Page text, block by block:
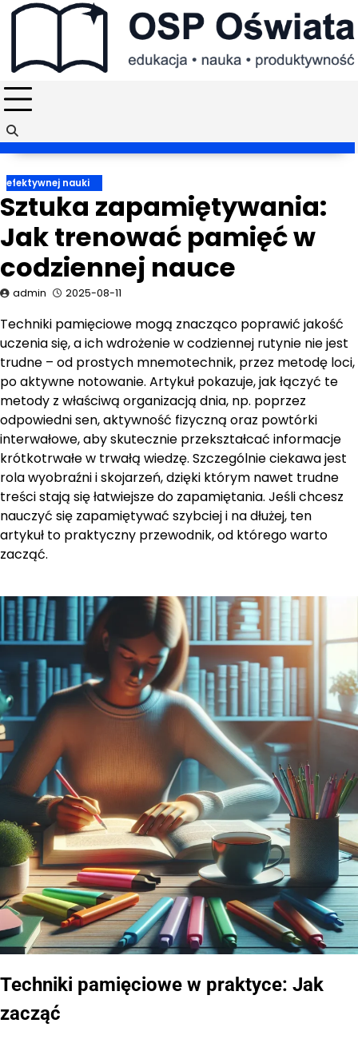
Skip
efektywnej nauki
Sztuka zapamiętywania:
Jak trenować pamięć w
codziennej nauce
admin 2025-08-11
Techniki pamięciowe mogą znacząco poprawić jakość
uczenia się, a ich wdrożenie w codziennej rutynie nie jest
trudne – od prostych mnemotechnik, przez metodę loci,
po aktywne notowanie. Artykuł pokazuje, jak łączyć te
metody z właściwą organizacją dnia, np. poprzez
odpowiedni sen, aktywność fizyczną oraz powtórki
interwałowe, aby skutecznie przekształcać informacje
krótkotrwałe w trwałą wiedzę. Szczególnie ciekawa jest
rola wyobraźni i skojarzeń, dzięki którym nawet trudne
treści stają się łatwiejsze do zapamiętania. Jeśli chcesz
nauczyć się zapamiętywać szybciej i na dłużej, ten
artykuł to praktyczny przewodnik, od którego warto
zacząć.
Techniki pamięciowe w praktyce: Jak
zacząć